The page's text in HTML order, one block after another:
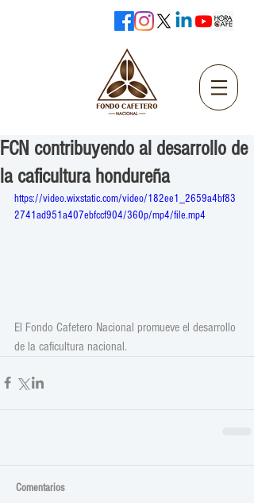
FCN contribuyendo al desarrollo de
la caficultura hondureña
https://video.wixstatic.com/video/182ee1_2659a4bf83
2741ad951a407ebfccf904/360p/mp4/file.mp4
El Fondo Cafetero Nacional promueve el desarrollo
de la caficultura nacional.
Comentarios